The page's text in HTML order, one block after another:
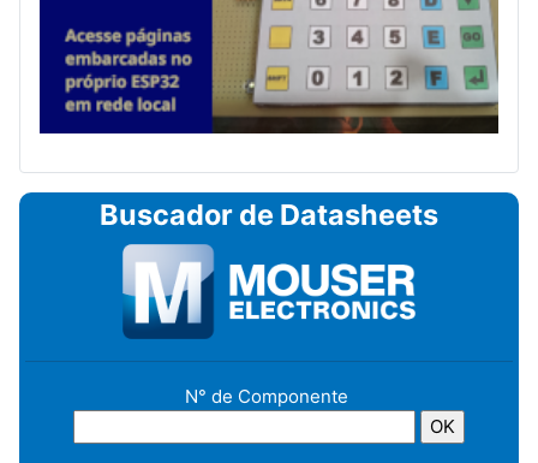
Buscador de Datasheets
N° de Componente